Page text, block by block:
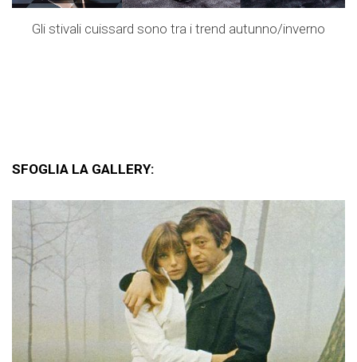
Gli stivali cuissard sono tra i trend autunno/inverno
SFOGLIA LA GALLERY: